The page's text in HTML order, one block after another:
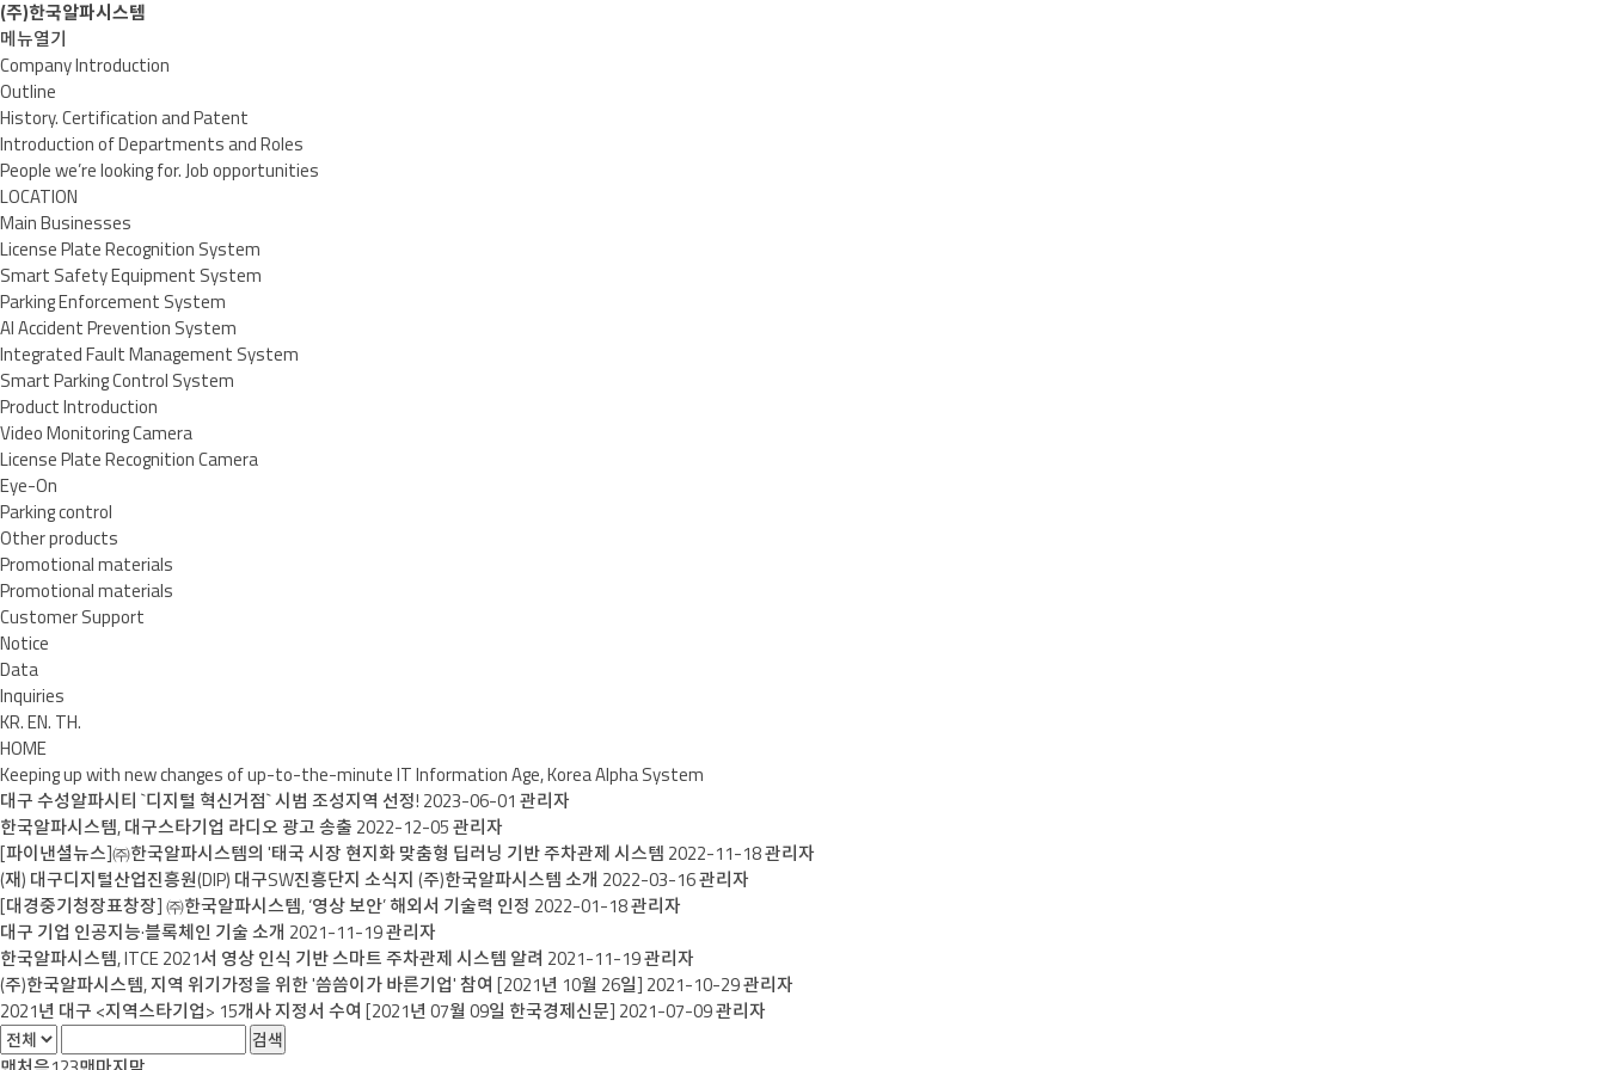
(주)한국알파시스템
메뉴열기
Company Introduction
Outline
History. Certification and Patent
Introduction of Departments and Roles
People we’re looking for. Job opportunities
LOCATION
Main Businesses
License Plate Recognition System
Smart Safety Equipment System
Parking Enforcement System
AI Accident Prevention System
Integrated Fault Management System
Smart Parking Control System
Product Introduction
Video Monitoring Camera
License Plate Recognition Camera
Eye-On
Parking control
Other products
Promotional materials
Promotional materials
Customer Support
Notice
Data
Inquiries
KR.EN. TH.
HOME
Keeping up with new changes of up-to-the-minuteIT Information Age, Korea Alpha System
대구 수성알파시티 `디지털 혁신거점` 시범 조성지역 선정! 2023-06-01 관리자
한국알파시스템, 대구스타기업 라디오 광고 송출 2022-12-05관리자
[파이낸셜뉴스]㈜한국알파시스템의 '태국 시장 현지화 맞춤형 딥러닝 기반 주차관제 시스템 2022-11-18관리자
(재) 대구디지털산업진흥원(DIP) 대구SW진흥단지 소식지 (주)한국알파시스템 소개 2022-03-16관리자
[대경중기청장표창장] ㈜한국알파시스템, ‘영상 보안’ 해외서 기술력 인정 2022-01-18관리자
대구 기업 인공지능·블록체인 기술 소개 2021-11-19관리자
한국알파시스템, ITCE 2021서 영상 인식 기반 스마트 주차관제 시스템 알려 2021-11-19관리자
(주)한국알파시스템, 지역 위기가정을 위한 '씀씀이가 바른기업' 참여 [2021년 10월 26일] 2021-10-29관리자
2021년 대구 <지역스타기업> 15개사 지정서 수여 [2021년 07월 09일 한국경제신문] 2021-07-09관리자